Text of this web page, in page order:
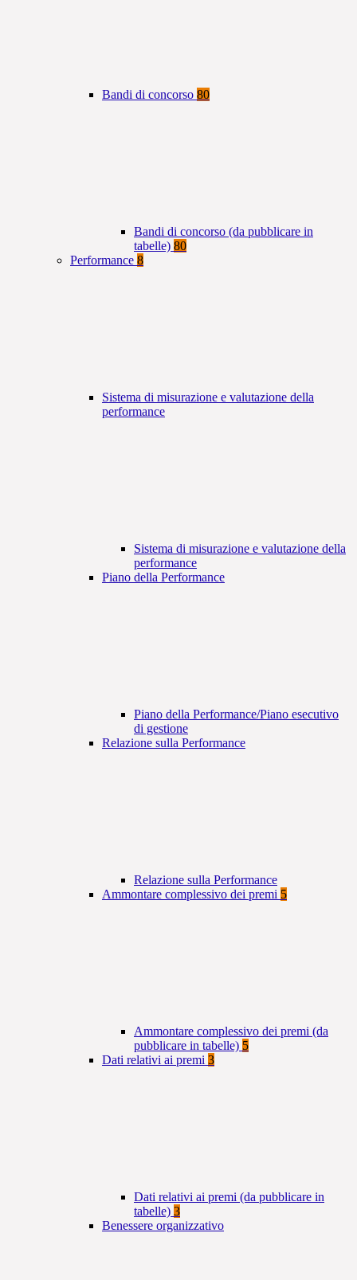
Bandi di concorso 80
Bandi di concorso (da pubblicare in
tabelle) 80
Performance 8
Sistema di misurazione e valutazione della
performance
Sistema di misurazione e valutazione della
performance
Piano della Performance
Piano della Performance/Piano esecutivo
di gestione
Relazione sulla Performance
Relazione sulla Performance
Ammontare complessivo dei premi 5
Ammontare complessivo dei premi (da
pubblicare in tabelle) 5
Dati relativi ai premi 3
Dati relativi ai premi (da pubblicare in
tabelle) 3
Benessere organizzativo